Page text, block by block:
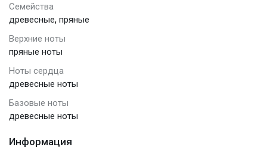
Семейства
древесные, пряные
Верхние ноты
пряные ноты
Ноты сердца
древесные ноты
Базовые ноты
древесные ноты
Информация